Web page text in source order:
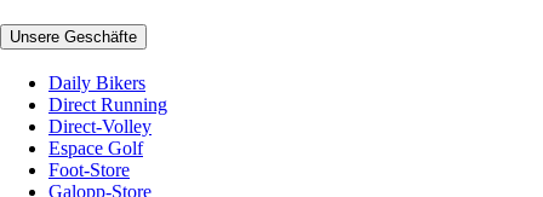
Unsere Geschäfte
Daily Bikers
Direct Running
Direct-Volley
Espace Golf
Foot-Store
Galopp-Store